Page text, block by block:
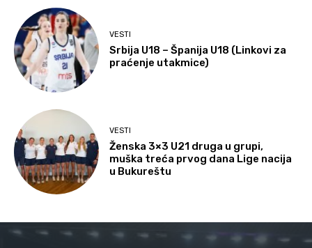
VESTI
Srbija U18 – Španija U18 (Linkovi za
praćenje utakmice)
VESTI
Ženska 3×3 U21 druga u grupi,
muška treća prvog dana Lige nacija
u Bukureštu